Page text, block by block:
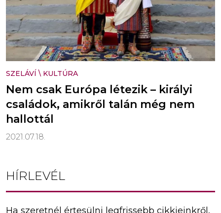
SZELÁVÍ \ KULTÚRA
Nem csak Európa létezik – királyi
családok, amikről talán még nem
hallottál
2021.07.18.
HÍRLEVÉL
Ha szeretnél értesülni legfrissebb cikkjeinkről,